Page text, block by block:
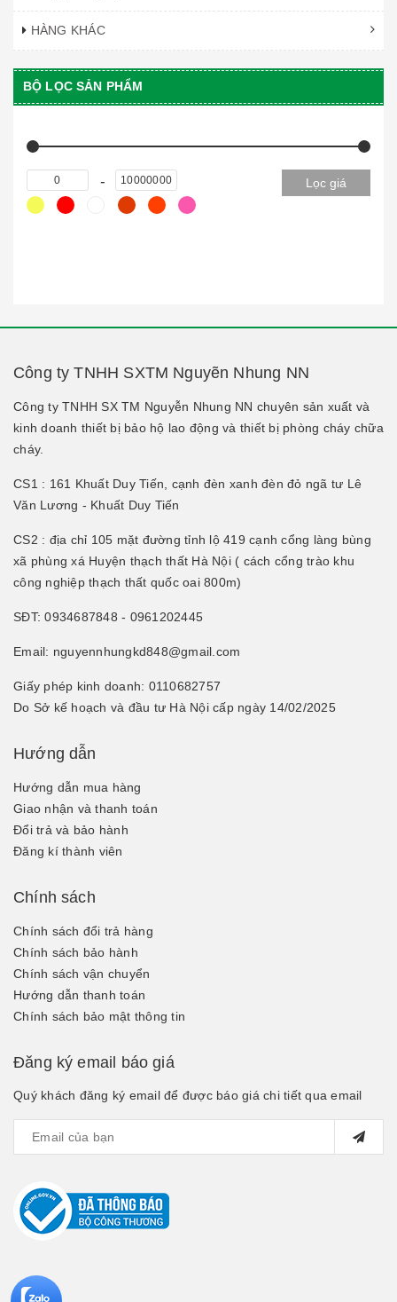
HÀNG KHÁC
BỘ LỌC SẢN PHẨM
Lọc giá
Công ty TNHH SXTM Nguyẽn Nhung NN
Công ty TNHH SX TM Nguyễn Nhung NN chuyên sản xuất và
kinh doanh thiết bị bảo hộ lao động và thiết bị phòng cháy chữa
cháy.
CS1 : 161 Khuất Duy Tiến, cạnh đèn xanh đèn đỏ ngã tư Lê
Văn Lương - Khuất Duy Tiến
CS2 : địa chỉ 105 mặt đường tỉnh lộ 419 cạnh cổng làng bùng
xã phùng xá Huyện thạch thất Hà Nội ( cách cổng trào khu
công nghiệp thạch thất quốc oai 800m)
SĐT: 0934687848 - 0961202445
Email: nguyennhungkd848@gmail.com
Giấy phép kinh doanh: 0110682757
Do Sở kế hoạch và đầu tư Hà Nội cấp ngày 14/02/2025
Hướng dẫn
Hướng dẫn mua hàng
Giao nhận và thanh toán
Đổi trả và bảo hành
Đăng kí thành viên
Chính sách
Chính sách đổi trả hàng
Chính sách bảo hành
Chính sách vận chuyển
Hướng dẫn thanh toán
Chính sách bảo mật thông tin
Đăng ký email báo giá
Quý khách đăng ký email để được báo giá chi tiết qua email